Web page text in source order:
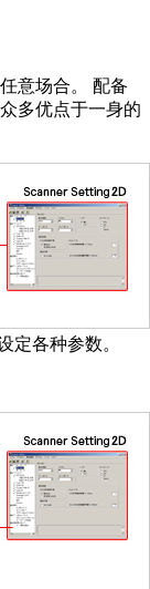
场合。 配备
众多优点于一身的
各种参数。